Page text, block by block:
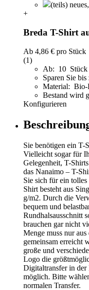
(teils)
+
Breda T-Shirt
Ab 4,86 € pro Stück
(1)
Ab: 10 Stück
Sparen Sie
Material: Bio-
Bestand wird
Konfigurieren
Sie benötigen ein T-
Vielleicht sogar für
Gelegenheit, T-
das Nanaimo – T-
Sie sich für ein
Shirt besteht aus
g/m2. Durch die
bequem und
Rundhalsausschnitt
brauchen gar nicht
Menge muss nur
gemeinsam erreicht
große und
Logo die
Digitaltransfer in der
möglich. Bitte
normalen Transfer.